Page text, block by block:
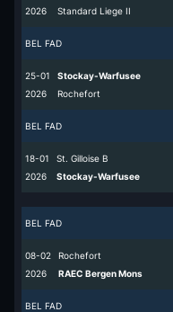
2026 Standard Liege II
BEL FAD
25-01
2026
Stockay-Warfusee
Rochefort
BEL FAD
18-01
2026
St. Gilloise B
Stockay-Warfusee
BEL FAD
08-02
2026
Rochefort
RAEC Bergen Mons
BEL FAD